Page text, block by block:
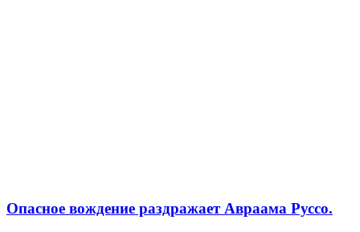
Опасное вождение раздражает Авраама Руссо.